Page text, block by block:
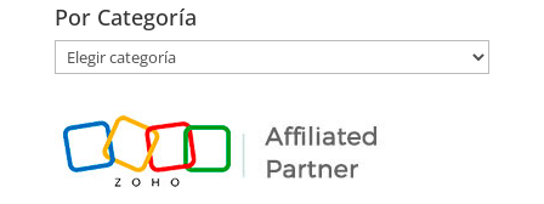
Por Categoría
Por
Categoría